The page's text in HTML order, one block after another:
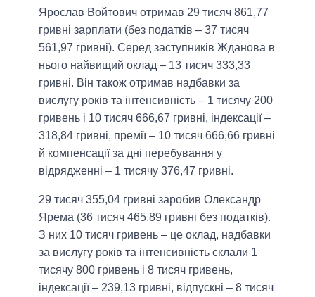
Ярослав Войтович отримав 29 тисяч 861,77
гривні зарплати (без податків – 37 тисяч
561,97 гривні). Серед заступників Жданова в
нього найвищий оклад – 13 тисяч 333,33
гривні. Він також отримав надбавки за
вислугу років та інтенсивність – 1 тисячу 200
гривень і 10 тисяч 666,67 гривні, індексації –
318,84 гривні, премії – 10 тисяч 666,66 гривні
й компенсації за дні перебування у
відрядженні – 1 тисячу 376,47 гривні.
29 тисяч 355,04 гривні заробив Олександр
Ярема (36 тисяч 465,89 гривні без податків).
З них 10 тисяч гривень – це оклад, надбавки
за вислугу років та інтенсивність склали 1
тисячу 800 гривень і 8 тисяч гривень,
індексації – 239,13 гривні, відпускні – 8 тисяч